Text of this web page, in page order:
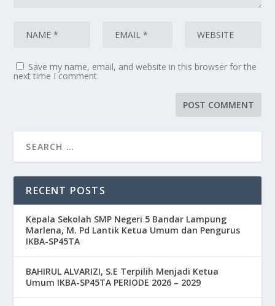
Save my name, email, and website in this browser for the
next time I comment.
RECENT POSTS
Kepala Sekolah SMP Negeri 5 Bandar Lampung
Marlena, M. Pd Lantik Ketua Umum dan Pengurus
IKBA-SP45TA
BAHIRUL ALVARIZI, S.E Terpilih Menjadi Ketua
Umum IKBA-SP45TA PERIODE 2026 – 2029